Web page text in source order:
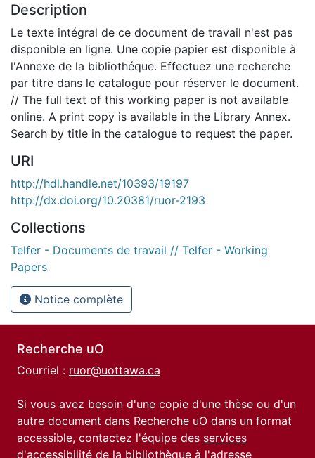
Description
Le texte intégral de ce document de travail n'est pas
disponible en ligne. Une copie papier est disponible à
l'Annexe de la bibliothéque. Effectuez une recherche
par titre dans le catalogue pour réserver le document.
// The full text of this working paper is not available
online. A print copy is available in the Library Annex.
Search by title in the catalogue to request the paper.
URI
http://hdl.handle.net/10393/19197
http://dx.doi.org/10.20381/ruor-2193
Collections
Telfer - Documents de travail // Telfer - Working
Papers
Notice complète
Recherche uO
Courriel : ruor@uottawa.ca
Si vous avez besoin d'une copie d'une thèse ou d'un
autre document dans Recherche uO dans un format
accessible, contactez l'équipe des services
d'accessibilité de la bibliothèque à l'adresse